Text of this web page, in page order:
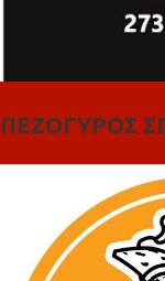
ΠΕΖΟΓΥΡΟΣ